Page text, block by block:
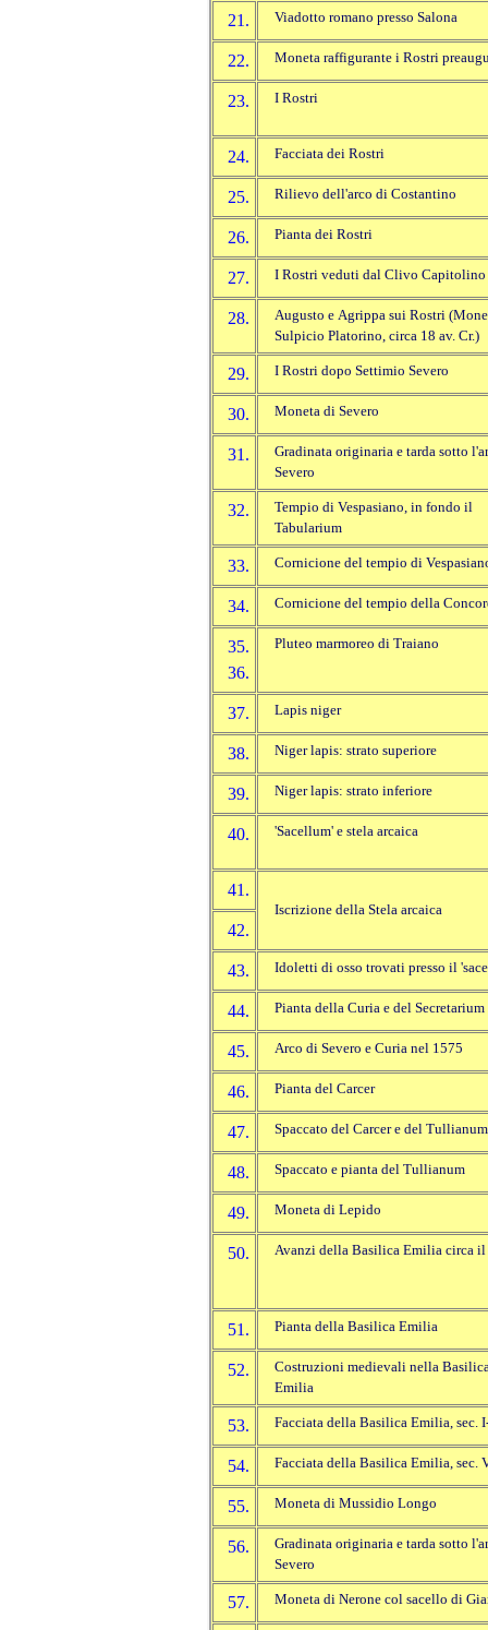
21. Viadotto romano presso Salona
22. Moneta raffigurante i Rostri
23. I Rostri
24. Facciata dei Rostri
25. Rilievo dell'arco di Costantino
26. Pianta dei Rostri
27. I Rostri veduti dal Clivo Capitolino
28.
Augusto e Agrippa sui Rostri
Sulpicio Platorino, circa 18 av. Cr.)
29. I Rostri dopo Settimio Severo
30. Moneta di Severo
31.
Gradinata originaria e tarda sotto
Severo
32.
Tempio di Vespasiano, in fondo il
Tabularium
33. Cornicione del tempio di
34. Cornicione del tempio della
35.
36.
Pluteo marmoreo di Traiano
37. Lapis niger
38. Niger lapis: strato superiore
39. Niger lapis: strato inferiore
40. 'Sacellum' e stela arcaica
41.
Iscrizione della Stela arcaica
42.
43. Idoletti di osso trovati presso il
44. Pianta della Curia e del Secretarium
45. Arco di Severo e Curia nel 1575
46. Pianta del Carcer
47. Spaccato del Carcer e del Tullianum
48. Spaccato e pianta del Tullianum
49. Moneta di Lepido
50. Avanzi della Basilica Emilia circa il
51. Pianta della Basilica Emilia
52.
Costruzioni medievali nella
Emilia
53. Facciata della Basilica Emilia, sec.
54. Facciata della Basilica Emilia, sec.
55. Moneta di Mussidio Longo
56.
Gradinata originaria e tarda sotto
Severo
57. Moneta di Nerone col sacello di